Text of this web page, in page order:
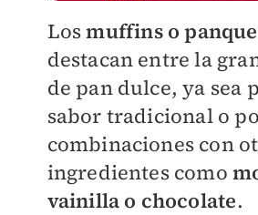
Losmuffins o
destacan entre la
de pan dulce, ya sea
sabor tradicional o
combinaciones con
ingredientes como
vainilla o chocolate.